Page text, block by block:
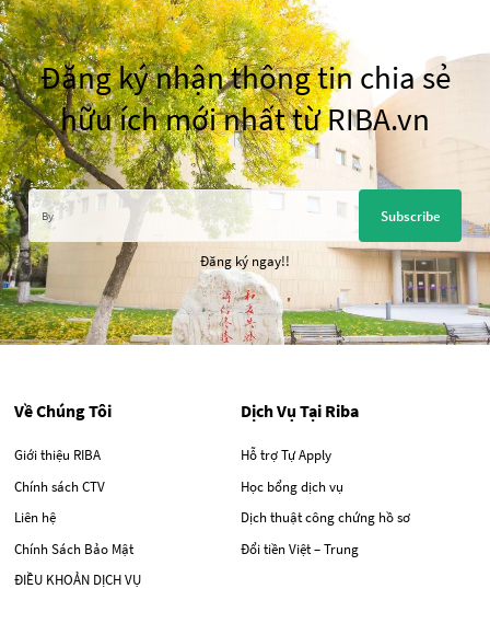
Đăng ký nhận thông tin chia sẻ
hữu ích mới nhất từ RIBA.vn
Subscribe
Đăng ký ngay!!
Về Chúng Tôi
Giới thiệu RIBA
Chính sách CTV
Liên hệ
Chính Sách Bảo Mật
ĐIỀU KHOẢN DỊCH VỤ
Dịch Vụ Tại Riba
Hỗ trợ Tự Apply
Học bổng dịch vụ
Dịch thuật công chứng hồ sơ
Đổi tiền Việt – Trung